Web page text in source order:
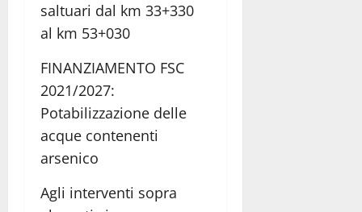
saltuari dal km 33+330
al km 53+030
FINANZIAMENTO FSC
2021/2027:
Potabilizzazione delle
acque contenenti
arsenico
Agli interventi sopra